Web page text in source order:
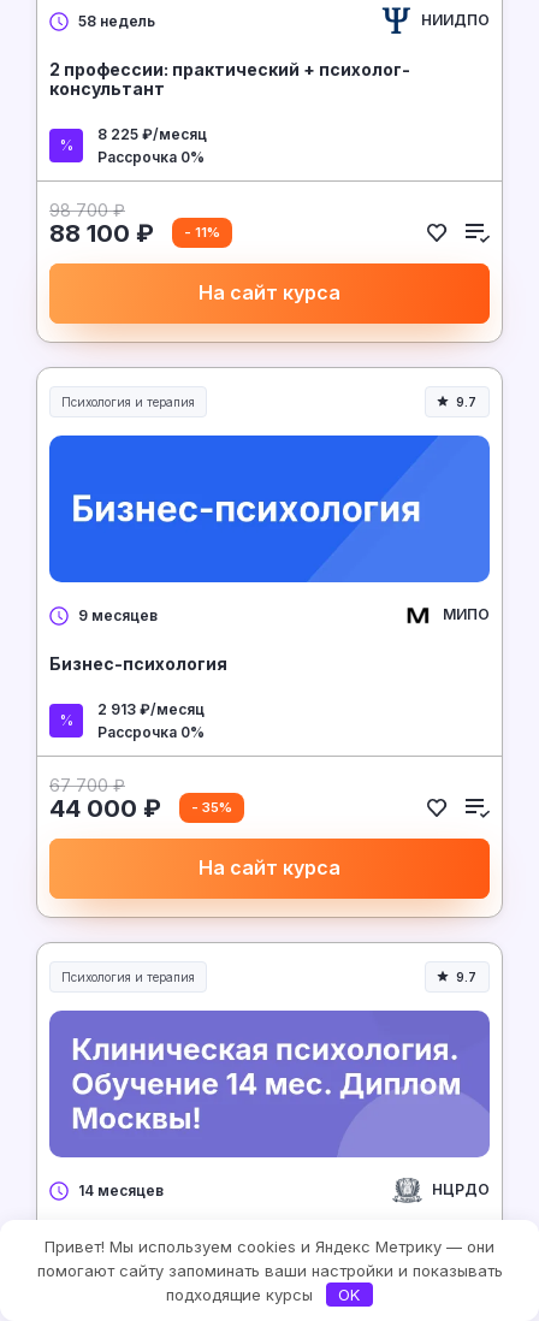
58 недель НИИДПО
2 профессии: практический + психолог-
консультант
8 225 ₽/месяц
Рассрочка 0%
98 700 ₽
88 100 ₽ - 11%
На сайт курса
Психология и терапия 9.7
9 месяцев МИПО
Бизнес-психология
2 913 ₽/месяц
Рассрочка 0%
67 700 ₽
44 000 ₽ - 35%
На сайт курса
Психология и терапия 9.7
14 месяцев НЦРДО
Клиническая психология. Обучение 14 мес.
Диплом Москвы!
2 031 ₽/месяц
Привет! Мы используем cookies и Яндекс Метрику — они
помогают сайту запоминать ваши настройки и показывать
подходящие курсы
OK